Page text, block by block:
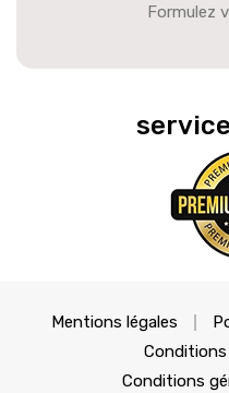
Formulez
Mentions légales
Conditions